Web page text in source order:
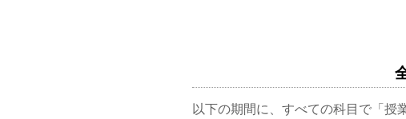
以下の期間に、すべての科目で「授